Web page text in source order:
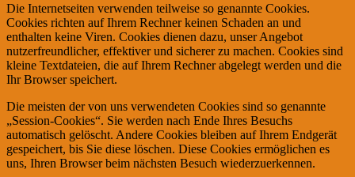
Die Internetseiten verwenden teilweise so genannte Cookies.
Cookies richten auf Ihrem Rechner keinen Schaden an und
enthalten keine Viren. Cookies dienen dazu, unser Angebot
nutzerfreundlicher, effektiver und sicherer zu machen. Cookies sind
kleine Textdateien, die auf Ihrem Rechner abgelegt werden und die
Ihr Browser speichert.
Die meisten der von uns verwendeten Cookies sind so genannte
„Session-Cookies“. Sie werden nach Ende Ihres Besuchs
automatisch gelöscht. Andere Cookies bleiben auf Ihrem Endgerät
gespeichert, bis Sie diese löschen. Diese Cookies ermöglichen es
uns, Ihren Browser beim nächsten Besuch wiederzuerkennen.